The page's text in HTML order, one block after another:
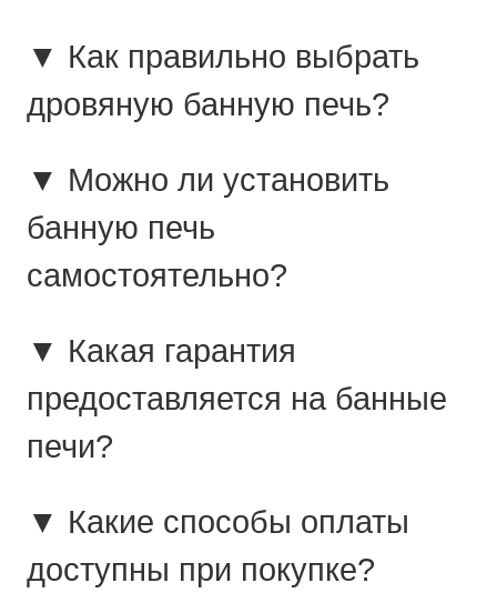
▼ Как правильно выбрать
дровяную банную печь?
▼ Можно ли установить
банную печь
самостоятельно?
▼ Какая гарантия
предоставляется на банные
печи?
▼ Какие способы оплаты
доступны при покупке?